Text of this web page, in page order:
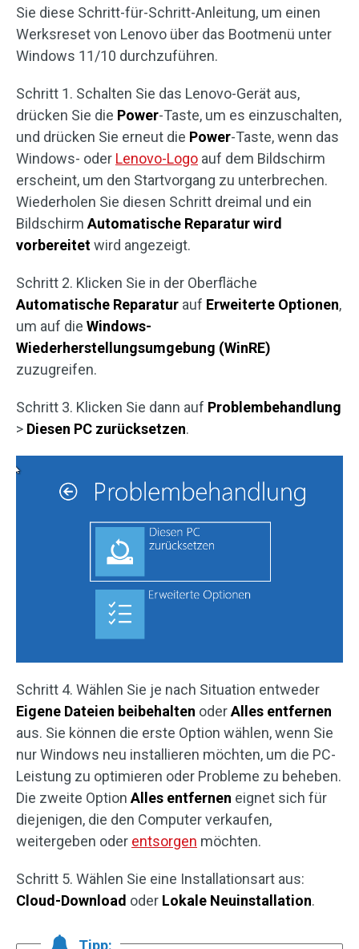
Sie diese Schritt-für-Schritt-Anleitung, um einen
Werksreset von Lenovo über das Bootmenü unter
Windows 11/10 durchzuführen.
Schritt 1. Schalten Sie das Lenovo-Gerät aus,
drücken Sie die Power-Taste, um es einzuschalten,
und drücken Sie erneut die Power-Taste, wenn das
Windows- oder Lenovo-Logo auf dem Bildschirm
erscheint, um den Startvorgang zu unterbrechen.
Wiederholen Sie diesen Schritt dreimal und ein
Bildschirm Automatische Reparatur wird
vorbereitetwird angezeigt.
Schritt 2. Klicken Sie in der Oberfläche
Automatische Reparatur auf Erweiterte Optionen,
um auf die Windows-
Wiederherstellungsumgebung (WinRE)
zuzugreifen.
Schritt 3. Klicken Sie dann auf Problembehandlung
> Diesen PC zurücksetzen.
Schritt 4. Wählen Sie je nach Situation entweder
Eigene Dateien beibehalten oderAlles entfernen
aus. Sie können die erste Option wählen, wenn Sie
nur Windows neu installieren möchten, um die PC-
Leistung zu optimieren oder Probleme zu beheben.
Die zweite OptionAlles entfernen eignet sich für
diejenigen, die den Computer verkaufen,
weitergeben oder entsorgen möchten.
Schritt 5. Wählen Sie eine Installationsart aus:
Cloud-Download oder Lokale Neuinstallation.
Tipp: